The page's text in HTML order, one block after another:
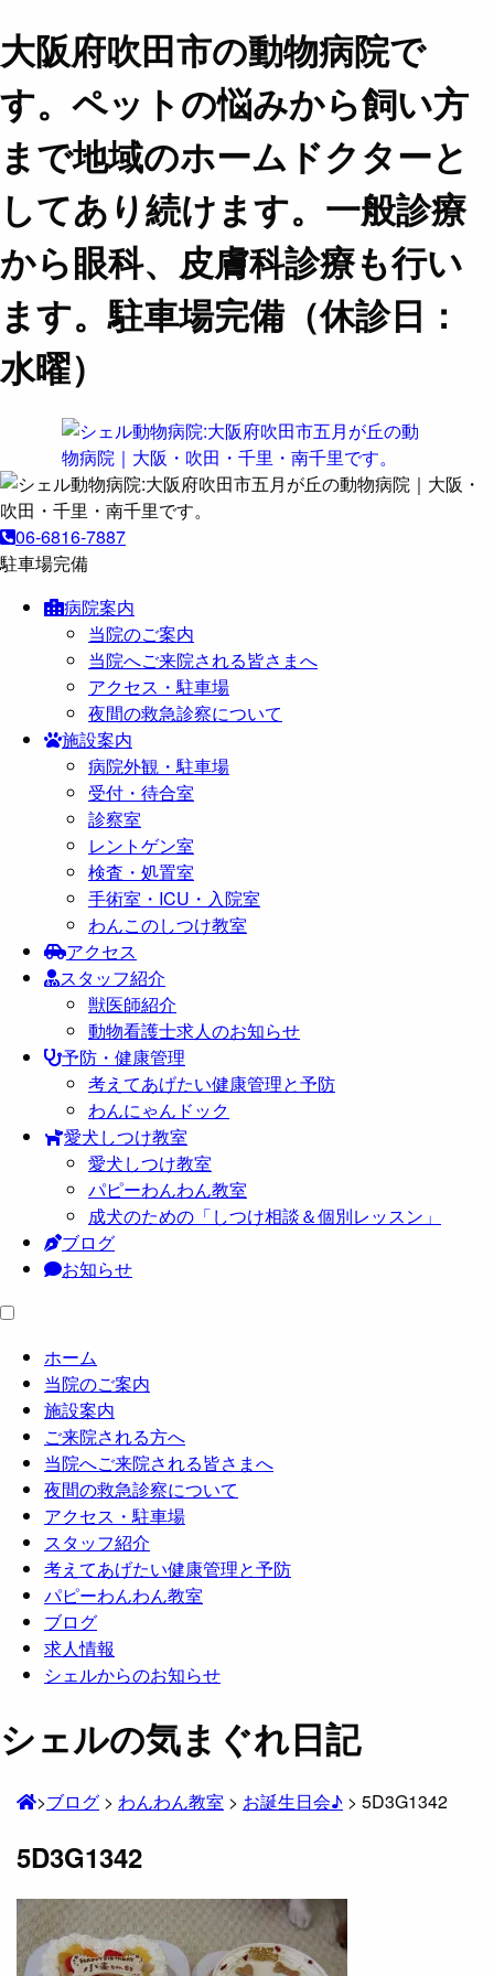
大阪府吹田市の動物病院で
す。ペットの悩みから飼い方
まで地域のホームドクターと
してあり続けます。一般診療
から眼科、皮膚科診療も行い
ます。駐車場完備（休診日：
水曜）
06-6816-7887
駐車場完備
病院案内
当院のご案内
当院へご来院される皆さまへ
アクセス・駐車場
夜間の救急診察について
施設案内
病院外観・駐車場
受付・待合室
診察室
レントゲン室
検査・処置室
手術室・ICU・入院室
わんこのしつけ教室
アクセス
スタッフ紹介
獣医師紹介
動物看護士求人のお知らせ
予防・健康管理
考えてあげたい健康管理と予防
わんにゃんドック
愛犬しつけ教室
愛犬しつけ教室
パピーわんわん教室
成犬のための「しつけ相談＆個別レッスン」
ブログ
お知らせ
ホーム
当院のご案内
施設案内
ご来院される方へ
当院へご来院される皆さまへ
夜間の救急診察について
アクセス・駐車場
スタッフ紹介
考えてあげたい健康管理と予防
パピーわんわん教室
ブログ
求人情報
シェルからのお知らせ
シェルの気まぐれ日記
>ブログ > わんわん教室 > お誕生日会♪ > 5D3G1342
5D3G1342